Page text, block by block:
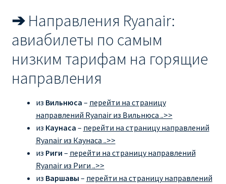
➔ Направления Ryanair:
авиабилеты по самым
низким тарифам на горящие
направления
из Вильнюса – перейти на страницу
направлений Ryanair из Вильнюса ..>>
из Каунаса – перейти на страницу направлений
Ryanair из Каунаса ..>>
из Риги – перейти на страницу направлений
Ryanair из Риги ..>>
из Варшавы – перейти на страницу направлений